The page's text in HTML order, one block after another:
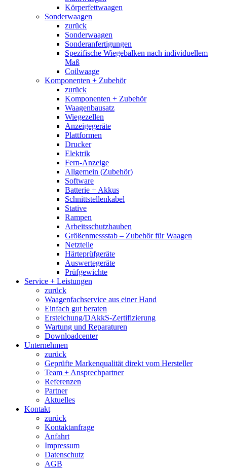
Körperfettwaagen
Sonderwaagen
zurück
Sonderwaagen
Sonderanfertigungen
Spezifische Wiegebalken nach individuellem
Maß
Coilwaage
Komponenten + Zubehör
zurück
Komponenten + Zubehör
Waagenbausatz
Wiegezellen
Anzeigegeräte
Plattformen
Drucker
Elektrik
Fern-Anzeige
Allgemein (Zubehör)
Software
Batterie + Akkus
Schnittstellenkabel
Stative
Rampen
Arbeitsschutzhauben
Größenmessstab – Zubehör für Waagen
Netzteile
Härteprüfgeräte
Auswertegeräte
Prüfgewichte
Service + Leistungen
zurück
Waagenfachservice aus einer Hand
Einfach gut beraten
Ersteichung/DAkkS-Zertifizierung
Wartung und Reparaturen
Downloadcenter
Unternehmen
zurück
Geprüfte Markenqualität direkt vom Hersteller
Team + Ansprechpartner
Referenzen
Partner
Aktuelles
Kontakt
zurück
Kontaktanfrage
Anfahrt
Impressum
Datenschutz
AGB